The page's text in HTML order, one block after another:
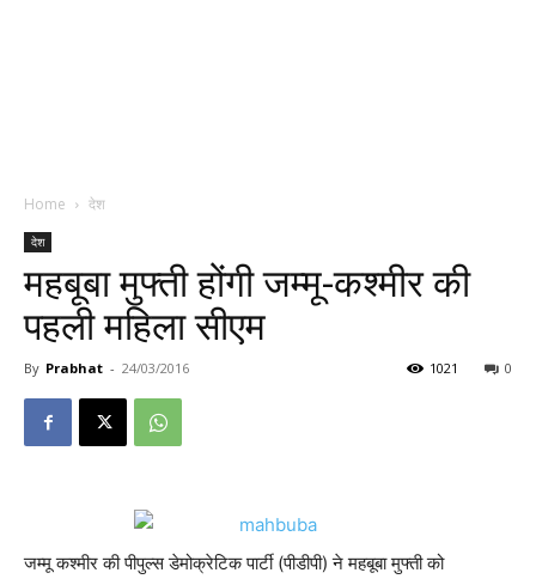
Home देश
देश
महबूबा मुफ्ती होंगी जम्मू-कश्मीर की
पहली महिला सीएम
By Prabhat - 24/03/2016 0
1021
जम्मू कश्मीर की पीपुल्स डेमोक्रेटिक पार्टी (पीडीपी) ने महबूबा मुफ्ती को